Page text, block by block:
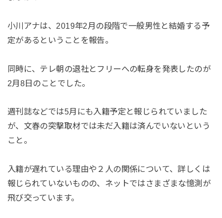
小川アナは、2019年2月の段階で一般男性と結婚する予
定があるということを報告。
同時に、テレ朝の退社とフリーへの転身を発表したのが
2月8日のことでした。
週刊誌などでは5月にも入籍予定と報じられていました
が、文春の突撃取材では未だ入籍は済んでいないという
こと。
入籍が遅れている理由や２人の関係について、詳しくは
報じられていないものの、ネットではさまざまな憶測が
飛び交っています。